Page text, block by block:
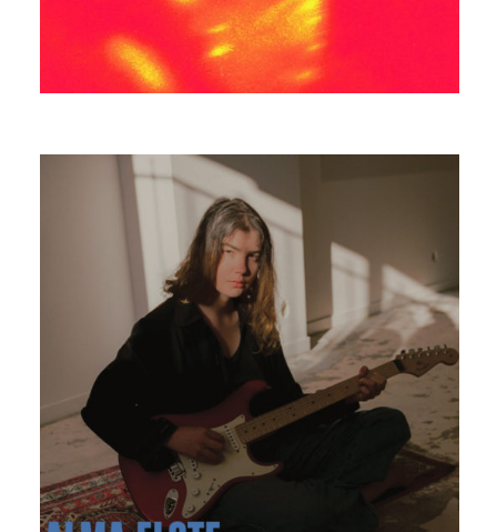
MANGABEY
WELCOMING THE MAZE